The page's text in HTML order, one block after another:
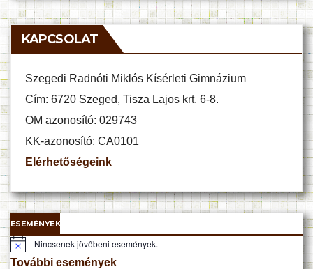
KAPCSOLAT
Szegedi Radnóti Miklós Kísérleti Gimnázium
Cím: 6720 Szeged, Tisza Lajos krt. 6-8.
OM azonosító: 029743
KK-azonosító: CA0101
Elérhetőségeink
ESEMÉNYEK
N
o
Nincsenek jövőbeni események.
További események